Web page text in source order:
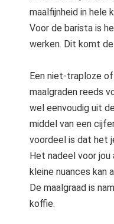
maalfijnheid in hele
Voor de barista is
werken. Dit komt
Een niet-traploze
maalgraden reeds
wel eenvoudig uit
middel van een
voordeel is dat het
Het nadeel voor
kleine nuances kan
De maalgraad is
koffie.